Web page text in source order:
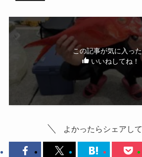
この記事が気に入っ
いいねしてね！
よかったらシェアして